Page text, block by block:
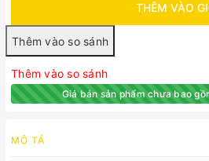
THÊM VÀO
Thêm vào so sánh
Giá bán sản phẩm chưa bao
MÔ TẢ